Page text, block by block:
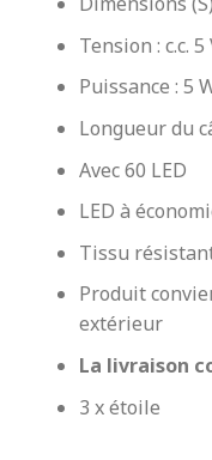
Tension : c.c. 5
Puissance : 5
Longueur du
Avec 60 LED
LED à
Tissu
Produit
extérieur
La livraison
3 x étoile